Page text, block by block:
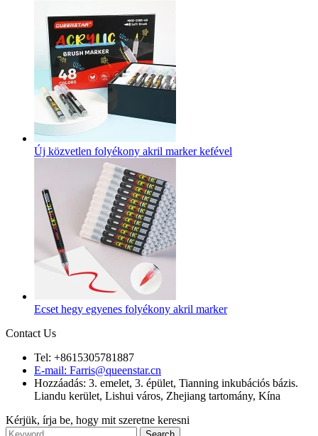
Új közvetlen folyékony akril marker kefével
Ecset hegy egyenes folyékony akril marker
Contact Us
Tel: +8615305781887
E-mail: Farris@queenstar.cn
Hozzáadás: 3. emelet, 3. épület, Tianning inkubációs bázis.
Liandu kerület, Lishui város, Zhejiang tartomány, Kína
Kérjük, írja be, hogy mit szeretne keresni